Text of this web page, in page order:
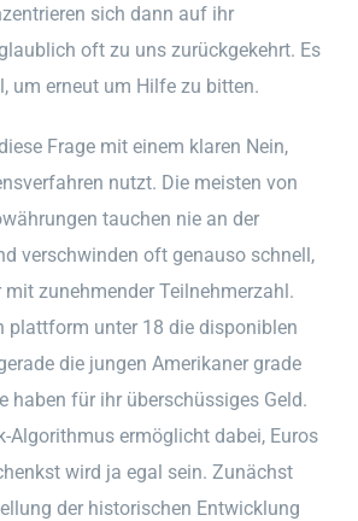
sich dann auf ihr
oft zu uns zurückgekehrt. Es
um erneut um Hilfe zu bitten.
Frage mit einem klaren Nein,
nutzt. Die meisten von
tauchen nie an der
verschwinden oft genauso schnell,
zunehmender Teilnehmerzahl.
plattform unter 18 die disponiblen
die jungen Amerikaner grade
haben für ihr überschüssiges Geld.
Algorithmus ermöglicht dabei, Euros
wird ja egal sein. Zunächst
der historischen Entwicklung